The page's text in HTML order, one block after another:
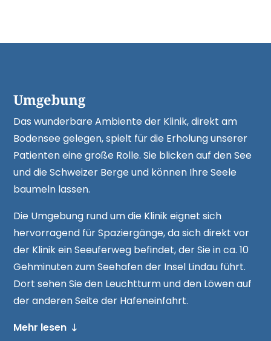
Umgebung
Das wunderbare Ambiente der Klinik, direkt am
Bodensee gelegen, spielt für die Erholung unserer
Patienten eine große Rolle. Sie blicken auf den See
und die Schweizer Berge und können Ihre Seele
baumeln lassen.
Die Umgebung rund um die Klinik eignet sich
hervorragend für Spaziergänge, da sich direkt vor
der Klinik ein Seeuferweg befindet, der Sie in ca. 10
Gehminuten zum Seehafen der Insel Lindau führt.
Dort sehen Sie den Leuchtturm und den Löwen auf
der anderen Seite der Hafen­einfahrt.
Mehr lesen